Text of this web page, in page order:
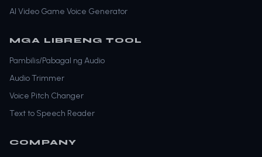
AI Video Game Voice Generator
MGA LIBRENG TOOL
Pambilis/Pabagal ng Audio
Audio Trimmer
Voice Pitch Changer
Text to Speech Reader
COMPANY